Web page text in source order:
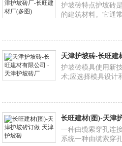
护坡砖特点护坡砖
的建筑材料。它通
天津护坡砖-长旺建
护坡砖模具使用新
术;应选择模具设计
长旺建材(图)-天津
一种由缆索穿孔连
系统一种由缆索穿